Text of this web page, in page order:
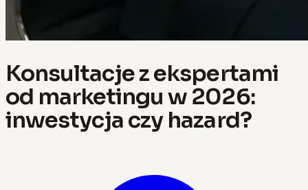
Konsultacje z ekspertami
od marketingu w 2026:
inwestycja czy hazard?